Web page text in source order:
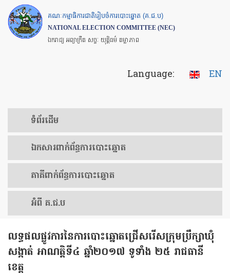
Skip
to
main
គណៈកម្មាធិការជាតិរៀបចំការបោះឆ្នោត (គ.ជ.ប)
NATIONAL ELECTION COMMITTEE (NEC)
ឯករាជ្យ អព្យាក្រឹត សច្ចៈ យុត្តិធម៌ តម្លាភាព
Language: EN
ទំព័រ​ដើម
ឯកសារ​ពាក់ព័ន្ធ​ការ​បោះឆ្នោត
​ភាគីពាក់ព័ន្ធ​​ការ​បោះឆ្នោត
អំពី គ.ជ.ប
លទ្ធផល​ផ្លូវ​ការ​នៃ​ការ​បោះ​ឆ្នោត​ជ្រើស​រើស​ក្រុម​ប្រឹក្សា​ឃុំ​
សង្កាត់ អាណត្តិ​ទី​៤ ឆ្នាំ​២០១៧ ទូទាំង​ ២៥ រាជធានី
ខេត្ត